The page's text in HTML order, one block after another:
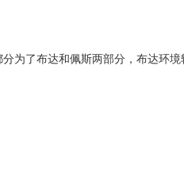
为了布达和佩斯两部分，布达环